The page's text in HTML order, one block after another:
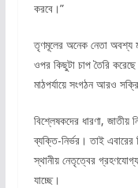
করবে।”
তৃণমূলের অনেক নেতা অবশ্য
ওপর কিছুটা চাপ তৈরি
মাঠপর্যায়ে সংগঠন আরও
বিশ্লেষকদের ধারণা, জাতীয়
ব্যক্তি-নির্ভর। তাই এবারের
স্থানীয় নেতৃত্বের
যাচ্ছে।